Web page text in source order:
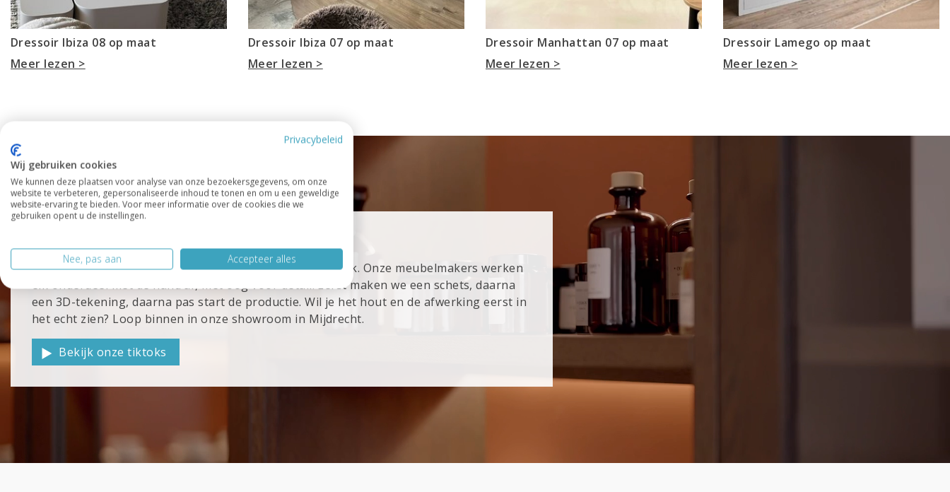
Dressoir Ibiza 08 op maat
Meer lezen >
Dressoir Ibiza 07 op maat
Meer lezen >
Dressoir Manhattan 07 op maat
Meer lezen >
Dressoir Lamego op maat
Meer lezen >
Ons vakmanschap
Achter elk dressoir staat een proces in onze eigen fabriek. Onze meubelmakers werken
elk onderdeel met de hand af, met oog voor detail. Eerst maken we een schets, daarna
een 3D-tekening, daarna pas start de productie. Wil je het hout en de afwerking eerst in
het echt zien? Loop binnen in onze showroom in Mijdrecht.
Bekijk onze tiktoks
Privacybeleid
Wij gebruiken cookies
We kunnen deze plaatsen voor analyse van onze bezoekersgegevens, om onze
website te verbeteren, gepersonaliseerde inhoud te tonen en om u een geweldige
website-ervaring te bieden. Voor meer informatie over de cookies die we
gebruiken opent u de instellingen.
Nee, pas aan Accepteer alles